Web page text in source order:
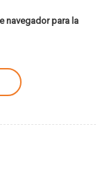
navegador para la